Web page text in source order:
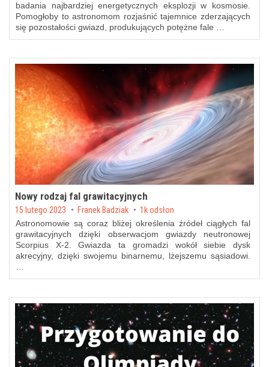
badania najbardziej energetycznych eksplozji w kosmosie.
Pomogłoby to astronomom rozjaśnić tajemnice zderzających
się pozostałości gwiazd, produkujących potężne fale …
Nowy rodzaj fal grawitacyjnych
Posted on
15 lutego 2023 by Franek Badziak 1k odsłon
Astronomowie są coraz bliżej określenia źródeł ciągłych fal
grawitacyjnych dzięki obserwacjom gwiazdy neutronowej
Scorpius X-2. Gwiazda ta gromadzi wokół siebie dysk
akrecyjny, dzięki swojemu binarnemu, lżejszemu sąsiadowi.
…